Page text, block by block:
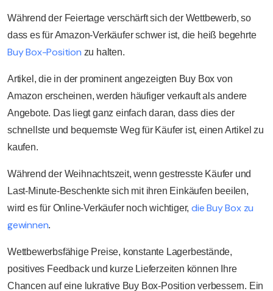
Während der Feiertage verschärft sich der Wettbewerb, so
dass es für Amazon-Verkäufer schwer ist, die heiß begehrte
Buy Box-Position zu halten.
Artikel, die in der prominent angezeigten Buy Box von
Amazon erscheinen, werden häufiger verkauft als andere
Angebote. Das liegt ganz einfach daran, dass dies der
schnellste und bequemste Weg für Käufer ist, einen Artikel zu
kaufen.
Während der Weihnachtszeit, wenn gestresste Käufer und
Last-Minute-Beschenkte sich mit ihren Einkäufen beeilen,
wird es für Online-Verkäufer noch wichtiger, die Buy Box zu
gewinnen.
Wettbewerbsfähige Preise, konstante Lagerbestände,
positives Feedback und kurze Lieferzeiten können Ihre
Chancen auf eine lukrative Buy Box-Position verbessern. Ein